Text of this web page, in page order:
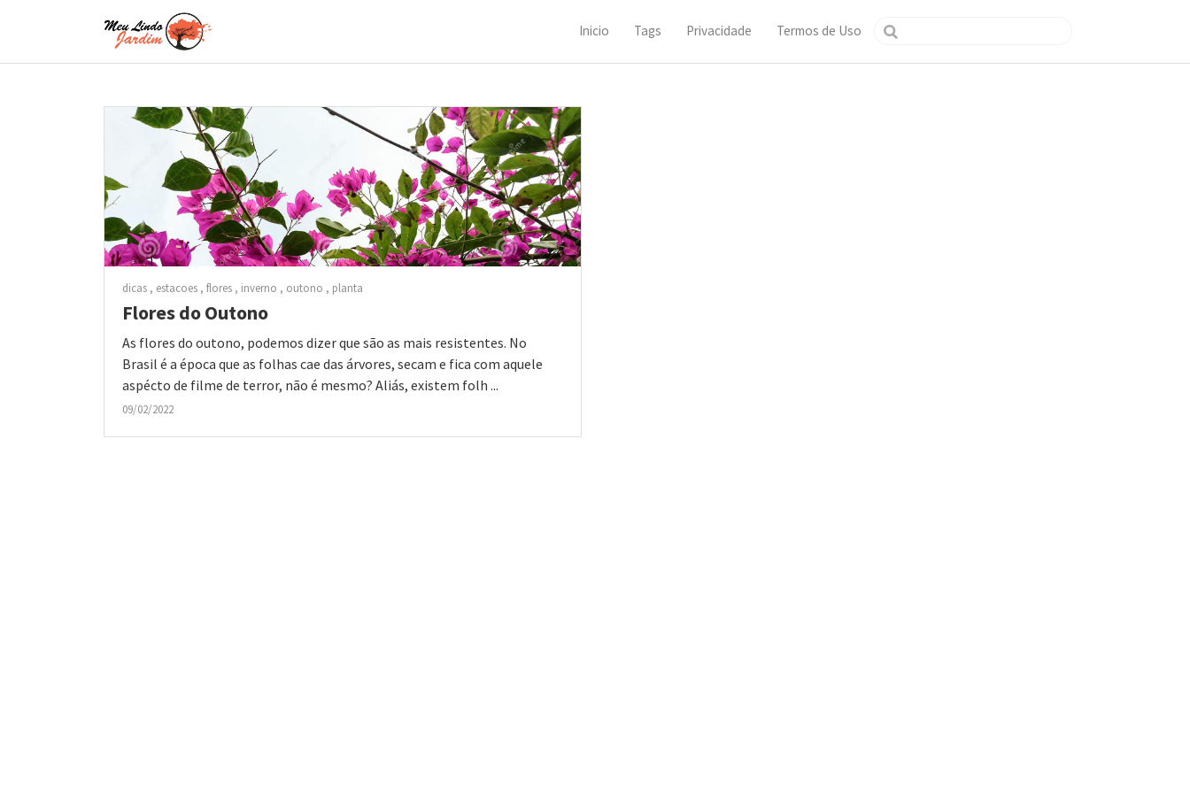
Inicio Tags Privacidade Termos de Uso
dicas estacoes flores inverno outono planta
Flores do Outono
As flores do outono, podemos dizer que são as mais resistentes. No
Brasil é a época que as folhas cae das árvores, secam e fica com aquele
aspécto de filme de terror, não é mesmo? Aliás, existem folh ...
09/02/2022